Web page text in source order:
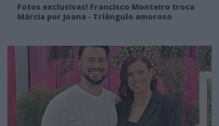
Fotos exclusivas! Francisco Monteiro troca
Márcia por Joana - Triângulo amoroso